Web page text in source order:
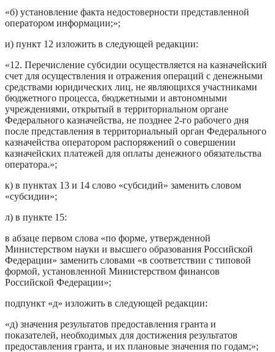
«б) установление факта недостоверности представленной
оператором информации;»;
и) пункт 12 изложить в следующей редакции:
«12. Перечисление субсидии осуществляется на казначейский
счет для осуществления и отражения операций с денежными
средствами юридических лиц, не являющихся участниками
бюджетного процесса, бюджетными и автономными
учреждениями, открытый в территориальном органе
Федерального казначейства, не позднее 2-го рабочего дня
после представления в территориальный орган Федерального
казначейства оператором распоряжений о совершении
казначейских платежей для оплаты денежного обязательства
оператора.»;
к) в пунктах 13 и 14 слово «субсидий» заменить словом
«субсидии»;
л) в пункте 15:
в абзаце первом слова «по форме, утвержденной
Министерством науки и высшего образования Российской
Федерации» заменить словами «в соответствии с типовой
формой, установленной Министерством финансов
Российской Федерации»;
подпункт «д» изложить в следующей редакции:
«д) значения результатов предоставления гранта и
показателей, необходимых для достижения результатов
предоставления гранта, и их плановые значения по годам;»;